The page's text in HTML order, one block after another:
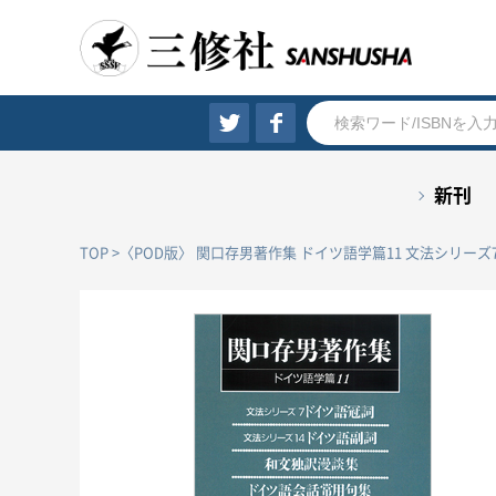
新刊
TOP 〈POD版〉 関口存男著作集 ドイツ語学篇11 文法シリー